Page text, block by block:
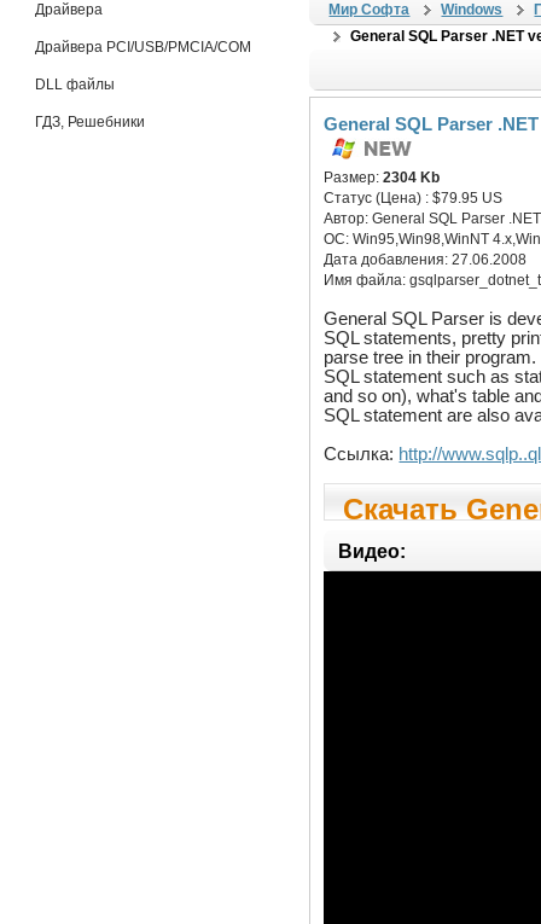
Драйвера
Драйвера PCI/USB/PMCIA/COM
DLL файлы
ГДЗ, Решебники
Мир Софта Windows
General SQL Parser .NET
General SQL Parser
Размер:2304 Kb
Статус (Цена) :$79.95 US
Автор:General SQL Parser
ОС:Win95,Win98,WinNT
Дата добавления:27.06.2008
Имя файла:
General SQL Parser is
SQL statements, pretty
parse tree in their
SQL statement such as
and so on), what's table
SQL statement are also
Ссылка: http://
Скачать
1.8.4
Видео: